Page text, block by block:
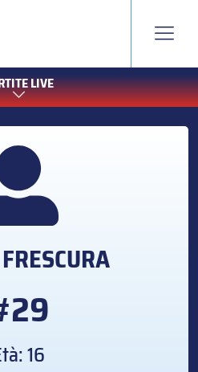
LIVE
FRESCURA
16